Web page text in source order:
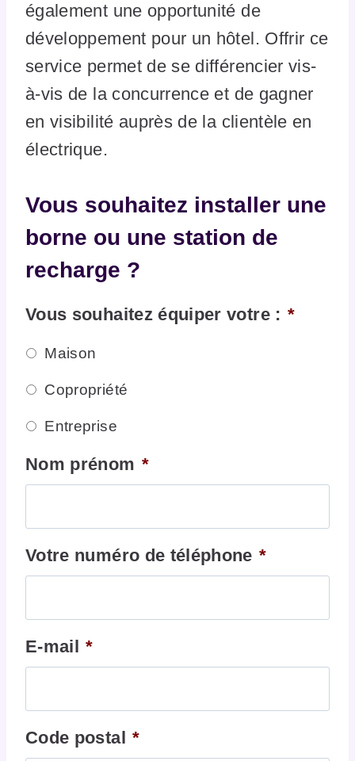
également une opportunité de
développement pour un hôtel. Offrir ce
service permet de se différencier vis-
à-vis de la concurrence et de gagner
en visibilité auprès de la clientèle en
électrique.
Vous souhaitez installer une
borne ou une station de
recharge ?
Vous souhaitez équiper votre : *
Maison
Copropriété
Entreprise
Nom prénom *
Votre numéro de téléphone *
E-mail *
Code postal *